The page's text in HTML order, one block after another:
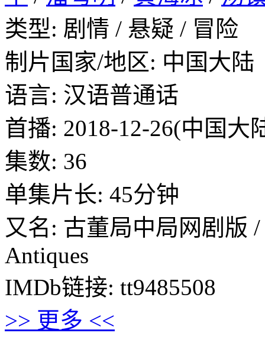
类型: 剧情 / 悬疑 / 冒险
制片国家/地区: 中国大陆
语言: 汉语普通话
首播: 2018-12-26(中国大
集数: 36
单集片长: 45分钟
又名: 古董局中局网剧版
Antiques
IMDb链接: tt9485508
>> 更多 <<